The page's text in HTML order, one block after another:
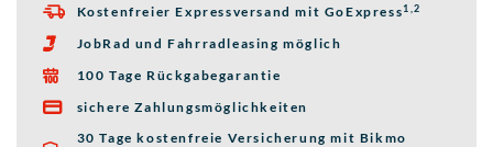
 Kostenfreier Expressversand mit GoExpress1,2
 JobRad und Fahrradleasing möglich
 100 Tage Rückgabegarantie

sichere Zahlungsmöglichkeiten
30 Tage kostenfreie Versicherung mit Bikmo